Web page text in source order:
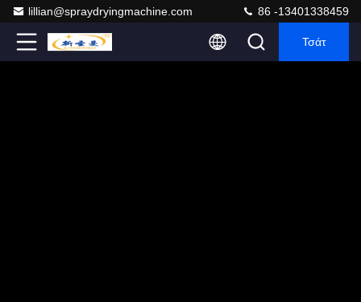
lillian@spraydryingmachine.com 86 -13401338459
Τσάτ